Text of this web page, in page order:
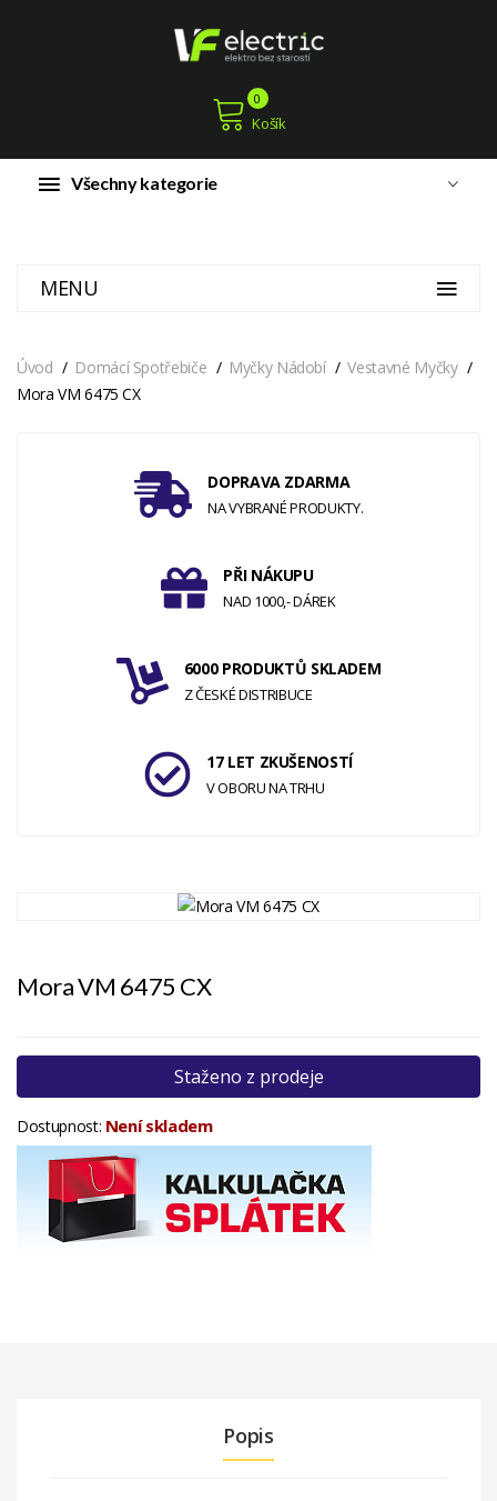
Košík
0
Všechny kategorie
MENU
Úvod Domácí Spotřebiče Myčky Nádobí
Vestavné Myčky
Mora VM 6475 CX
DOPRAVA ZDARMA
NA VYBRANÉ PRODUKTY.
PŘI NÁKUPU
NAD 1000,- DÁREK
6000 PRODUKTŮ SKLADEM
Z ČESKÉ DISTRIBUCE
17 LET ZKUŠENOSTÍ
V OBORU NA TRHU
Mora VM 6475 CX
Staženo z prodeje
Dostupnost: Není skladem
Popis